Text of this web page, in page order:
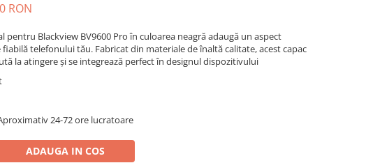
RON
pentru Blackview BV9600 Pro în culoarea neagră adaugă un aspect
telefonului tău. Fabricat din materiale de înaltă calitate, acest capac
la atingere și se integrează perfect în designul dispozitivului
24-72 ore lucratoare
ADAUGA IN COS